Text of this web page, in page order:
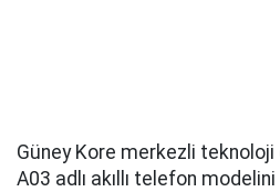
Güney Kore merkezli
A03 adlı akıllı telefon